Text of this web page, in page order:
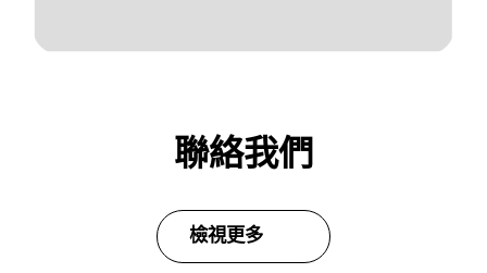
聯絡我們
檢視更多